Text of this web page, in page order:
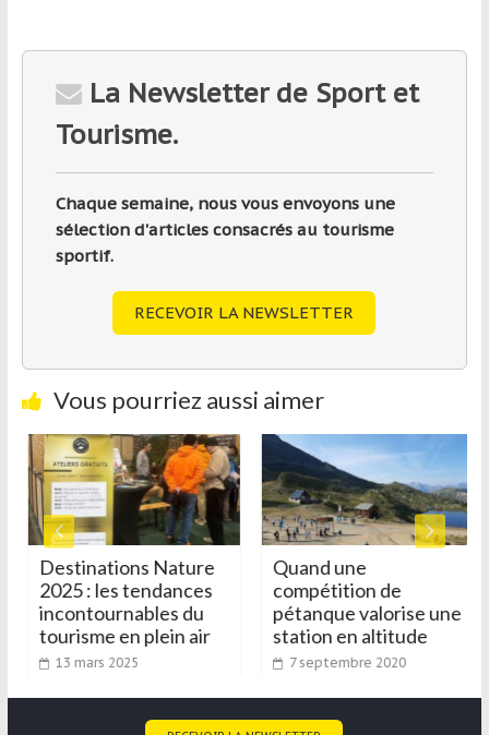
La Newsletter de Sport et
Tourisme.
Chaque semaine, nous vous envoyons une
sélection d'articles consacrés au tourisme
sportif.
RECEVOIR LA NEWSLETTER
Vous pourriez aussi aimer
Destinations Nature
2025 : les tendances
incontournables du
tourisme en plein air
13 mars 2025
Quand une
compétition de
pétanque valorise une
station en altitude
7 septembre 2020